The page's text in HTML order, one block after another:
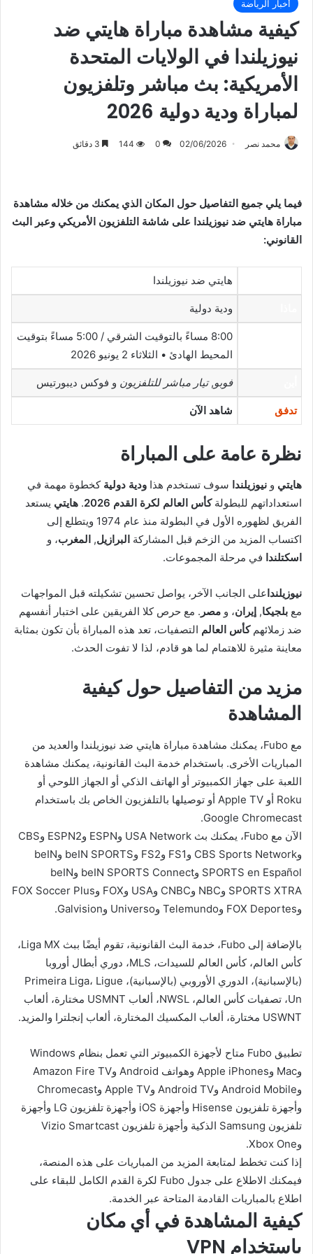
أخبار الرياضة
كيفية مشاهدة مباراة هايتي ضد
نيوزيلندا في الولايات المتحدة
الأمريكية: بث مباشر وتلفزيون
لمباراة ودية دولية 2026
محمد نصر 02/06/2026
0
144
فيما يلي جميع التفاصيل حول المكان الذي يمكنك من خلاله مشاهدة
مباراة هايتي ضد نيوزيلندا على شاشة التلفزيون الأمريكي وعبر البث
القانوني:
هايتي ضد نيوزيلندا
ودية دولية
8:00 مساءً بالتوقيت الشرقي / 5:00 مساءً بتوقيت
المحيط الهادئ • الثلاثاء 2 يونيو 2026
فوبو,تيار مباشر للتلفزيون و فوكس ديبورتيس
تدفق شاهد الآن
نظرة عامة على المباراة
هايتي و نيوزيلندا سوف تستخدم هذا ودية دولية كخطوة مهمة في
استعداداتهم للبطولةكأس العالم لكرة القدم 2026 . هايتي يستعد
الفريق لظهوره الأول في البطولة منذ عام 1974 ويتطلع إلى
اكتساب المزيد من الزخم قبل المشاركة البرازيل, المغرب، و
اسكتلندا في مرحلة المجموعات.
نيوزيلنداعلى الجانب الآخر، يواصل تحسين تشكيلته قبل المواجهات
مع بلجيكا, إيران، و مصر . مع حرص كلا الفريقين على اختبار أنفسهم
ضد زملائهمكأس العالم التصفيات، تعد هذه المباراة بأن تكون بمثابة
معاينة مثيرة للاهتمام لما هو قادم، لذا لا تفوت الحدث.
مزيد من التفاصيل حول كيفية
المشاهدة
مع Fubo، يمكنك مشاهدة مباراة هايتي ضد نيوزيلندا والعديد من
المباريات الأخرى. باستخدام خدمة البث القانونية، يمكنك مشاهدة
اللعبة على جهاز الكمبيوتر أو الهاتف الذكي أو الجهاز اللوحي أو
Roku أو Apple TV أو توصيلها بالتلفزيون الخاص بك باستخدام
Google Chromecast.
الآن مع Fubo، يمكنك بث USA Network وESPN وESPN2 وCBS
وCBS Sports Network وFS1 وFS2 وbeIN SPORTS وbeIN
SPORTS en Español وbeIN SPORTS Connect وbeIN
SPORTS XTRA وNBC وCNBC وUSA وFOX وFOX Soccer Plus
وFOX Deportes وTelemundo وUniverso وGalvision.
بالإضافة إلى Fubo، خدمة البث القانونية، تقوم أيضًا ببث Liga MX،
كأس العالم، كأس العالم للسيدات، MLS، دوري أبطال أوروبا
(بالإسبانية)، الدوري الأوروبي (بالإسبانية)، Primeira Liga، Ligue
Un، تصفيات كأس العالم، NWSL، ألعاب USMNT مختارة، ألعاب
USWNT مختارة، ألعاب المكسيك المختارة، ألعاب إنجلترا والمزيد.
تطبيق Fubo متاح لأجهزة الكمبيوتر التي تعمل بنظام Windows
وMac وApple iPhones وهواتف Android وAmazon Fire TV
وAndroid Mobile وAndroid TV وApple TV وChromecast
وأجهزة تلفزيون Hisense وأجهزة iOS وأجهزة تلفزيون LG وأجهزة
تلفزيون Samsung الذكية وأجهزة تلفزيون Vizio Smartcast
وXbox One.
إذا كنت تخطط لمتابعة المزيد من المباريات على هذه المنصة،
فيمكنك الاطلاع على جدول Fubo لكرة القدم الكامل للبقاء على
اطلاع بالمباريات القادمة المتاحة عبر الخدمة.
كيفية المشاهدة في أي مكان
باستخدام VPN